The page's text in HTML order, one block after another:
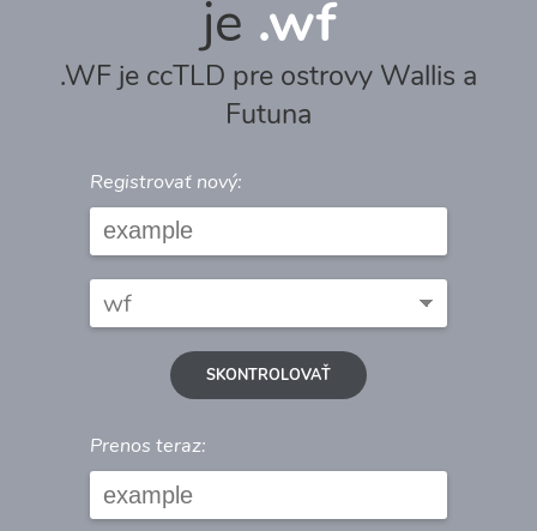
je .wf
.WF je ccTLD pre ostrovy Wallis a
Futuna
Registrovať nový:
SKONTROLOVAŤ
Prenos teraz: